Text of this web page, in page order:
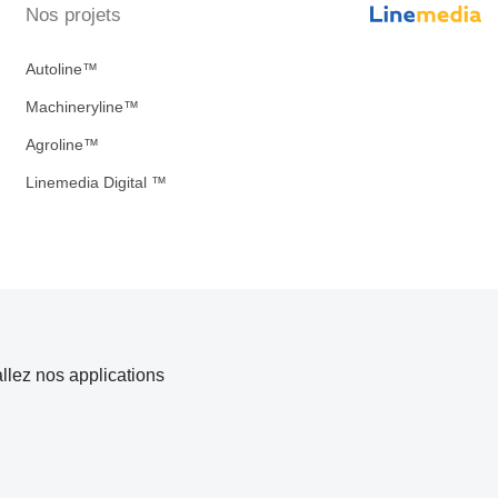
Nos projets
Autoline™
Machineryline™
Agroline™
Linemedia Digital ™
nos applications